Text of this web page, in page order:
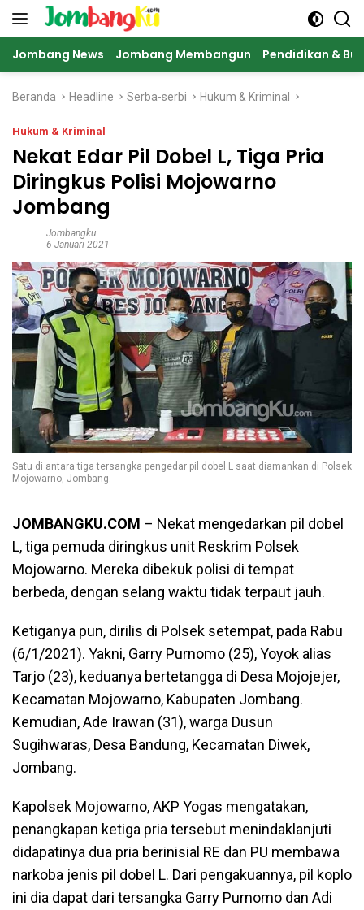
Langsung
Jombang News Jombang Membangun Pendidikan &
Beranda Headline Serba-serbi Hukum & Kriminal
Hukum & Kriminal
Nekat Edar Pil Dobel L, Tiga Pria
Diringkus Polisi Mojowarno
Jombang
Jombangku
6 Januari 2021
Satu di antara tiga tersangka pengedar pil dobel L saat diamankan di Polsek
Mojowarno, Jombang.
JOMBANGKU.COM – Nekat mengedarkan pil dobel
L, tiga pemuda diringkus unit Reskrim Polsek
Mojowarno. Mereka dibekuk polisi di tempat
berbeda, dengan selang waktu tidak terpaut jauh.
Ketiganya pun, dirilis di Polsek setempat, pada Rabu
(6/1/2021). Yakni, Garry Purnomo (25), Yoyok alias
Tarjo (23), keduanya bertetangga di Desa Mojojejer,
Kecamatan Mojowarno, Kabupaten Jombang.
Kemudian, Ade Irawan (31), warga Dusun
Sugihwaras, Desa Bandung, Kecamatan Diwek,
Jombang.
Kapolsek Mojowarno, AKP Yogas mengatakan,
penangkapan ketiga pria tersebut menindaklanjuti
didapatinya dua pria berinisial RE dan PU membawa
narkoba jenis pil dobel L. Dari pengakuannya, pil koplo
ini dia dapat dari tersangka Garry Purnomo dan Adi